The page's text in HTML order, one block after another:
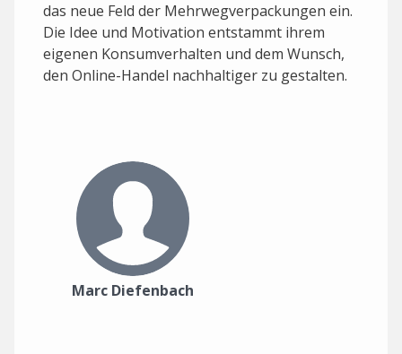
das neue Feld der Mehrwegverpackungen ein.
Die Idee und Motivation entstammt ihrem
eigenen Konsumverhalten und dem Wunsch,
den Online-Handel nachhaltiger zu gestalten.
Marc Diefenbach